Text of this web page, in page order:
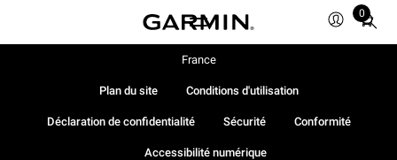
0
Total
Plan du site Conditions d'utilisation
Déclaration de confidentialité Sécurité Conformité
Accessibilité numérique
France